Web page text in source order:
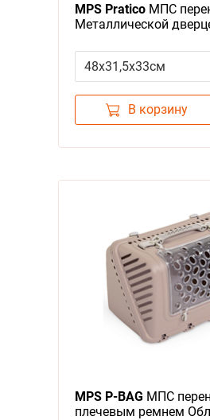
MPS PraticoМПС
Металлической
(указывайте цвет в
к заказу)
48х31,5х33см
В корзину
MPS P-BAG МПС
плечевым ремнем